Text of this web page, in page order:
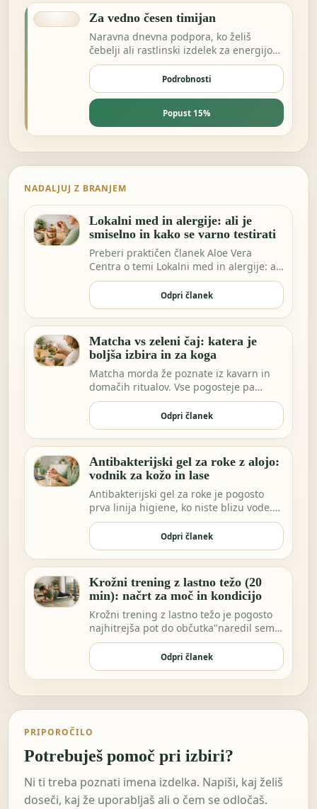
Za vedno česen timijan
Naravna dnevna podpora, ko želiš
čebelji ali rastlinski izdelek za energijo
in odpornost.
Podrobnosti
Popust 15%
NADALJUJ Z BRANJEM
Lokalni med in alergije: ali je
smiselno in kako se varno testirati
Preberi praktičen članek Aloe Vera
Centra o temi Lokalni med in alergije: ali
je smisel…
Odpri članek
Matcha vs zeleni čaj: katera je
boljša izbira in za koga
Matcha morda že poznate iz kavarn in
domačih ritualov. Vse pogosteje pa
vidimo ekstrakt…
Odpri članek
Antibakterijski gel za roke z alojo:
vodnik za kožo in lase
Antibakterijski gel za roke je pogosto
prva linija higiene, ko niste blizu vode.
Morda …
Odpri članek
Krožni trening z lastno težo (20
min): načrt za moč in kondicijo
Krožni trening z lastno težo je pogosto
najhitrejša pot do občutka"naredil sem
nekaj za…
Odpri članek
PRIPOROČILO
Potrebuješ pomoč pri izbiri?
Ni ti treba poznati imena izdelka. Napiši, kaj želiš
doseči, kaj že uporabljaš ali o čem se odločaš.